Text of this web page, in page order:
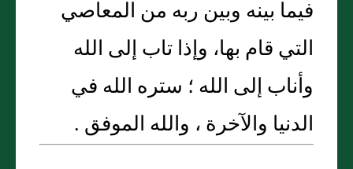
فيما بينه وبين ربه من المعاصي
التي قام بها، وإذا تاب إلى الله
وأناب إلى الله ؛ ستره الله في
الدنيا والآخرة ، والله الموفق .